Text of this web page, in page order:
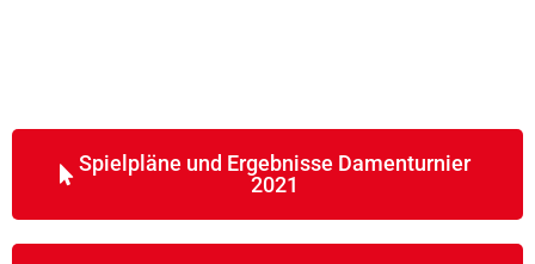
Spielpläne und Ergebnisse Damenturnier
2021